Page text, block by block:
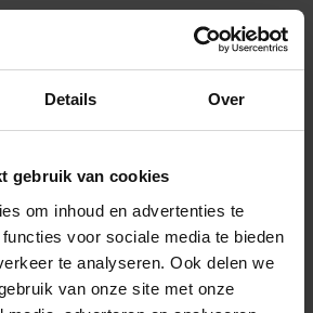
Details Over
gebruik van cookies
om inhoud en advertenties te
voor sociale media te bieden
te analyseren. Ook delen we
van onze site met onze